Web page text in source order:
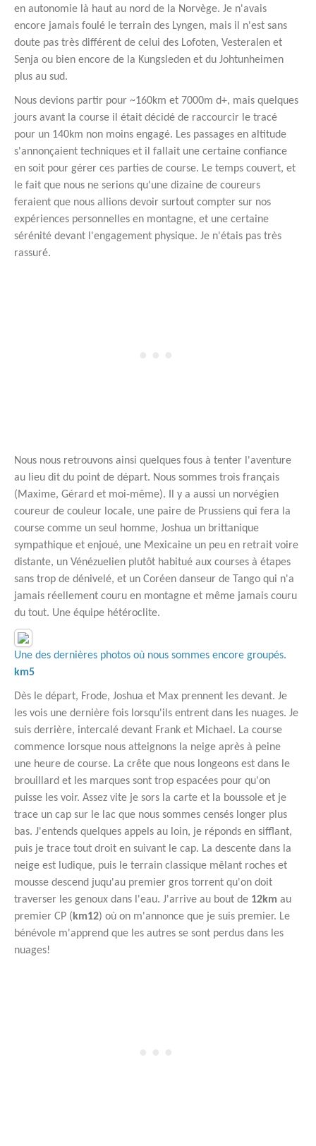
en autonomie là haut au nord de la Norvège. Je n'avais
encore jamais foulé le terrain des Lyngen, mais il n'est sans
doute pas très différent de celui des Lofoten, Vesteralen et
Senja ou bien encore de la Kungsleden et du Johtunheimen
plus au sud.
Nous devions partir pour ~160km et 7000m d+, mais quelques
jours avant la course il était décidé de raccourcir le tracé
pour un 140km non moins engagé. Les passages en altitude
s'annonçaient techniques et il fallait une certaine confiance
en soit pour gérer ces parties de course. Le temps couvert, et
le fait que nous ne serions qu'une dizaine de coureurs
feraient que nous allions devoir surtout compter sur nos
expériences personnelles en montagne, et une certaine
sérénité devant l'engagement physique. Je n'étais pas très
rassuré.
Nous nous retrouvons ainsi quelques fous à tenter l'aventure
au lieu dit du point de départ. Nous sommes trois français
(Maxime, Gérard et moi-même). Il y a aussi un norvégien
coureur de couleur locale, une paire de Prussiens qui fera la
course comme un seul homme, Joshua un brittanique
sympathique et enjoué, une Mexicaine un peu en retrait voire
distante, un Vénézuelien plutôt habitué aux courses à étapes
sans trop de dénivelé, et un Coréen danseur de Tango qui n'a
jamais réellement couru en montagne et même jamais couru
du tout. Une équipe hétéroclite.
Une des dernières photos où nous sommes encore groupés.
km5
Dès le départ, Frode, Joshua et Max prennent les devant. Je
les vois une dernière fois lorsqu'ils entrent dans les nuages. Je
suis derrière, intercalé devant Frank et Michael. La course
commence lorsque nous atteignons la neige après à peine
une heure de course. La crête que nous longeons est dans le
brouillard et les marques sont trop espacées pour qu'on
puisse les voir. Assez vite je sors la carte et la boussole et je
trace un cap sur le lac que nous sommes censés longer plus
bas. J'entends quelques appels au loin, je réponds en sifflant,
puis je trace tout droit en suivant le cap. La descente dans la
neige est ludique, puis le terrain classique mêlant roches et
mousse descend juqu'au premier gros torrent qu'on doit
traverser les genoux dans l'eau. J'arrive au bout de 12km au
premier CP ( km12) où on m'annonce que je suis premier. Le
bénévole m'apprend que les autres se sont perdus dans les
nuages!